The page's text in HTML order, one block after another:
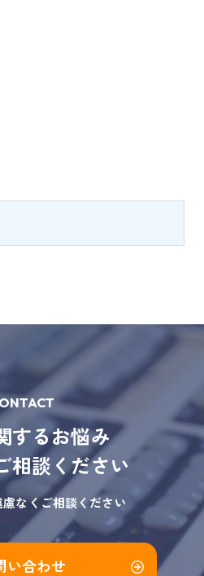
するお悩み
相談ください
なくご相談ください
い合わせ